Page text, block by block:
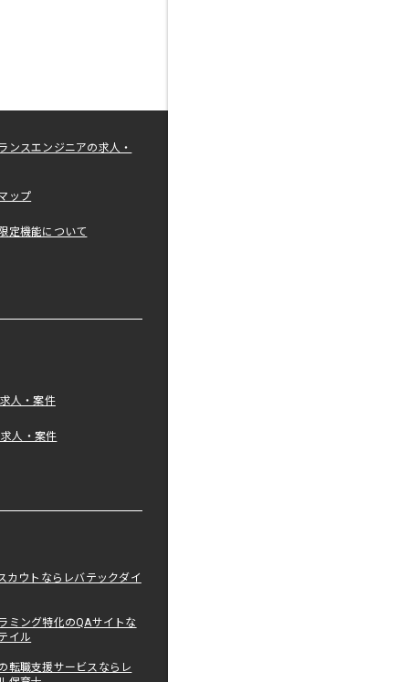
ンスエンジニアの求人・
ップ
定機能について
人・案件
人・案件
カウトならレバテックダイ
ミング特化のQAサイトな
イル
転職支援サービスならレ